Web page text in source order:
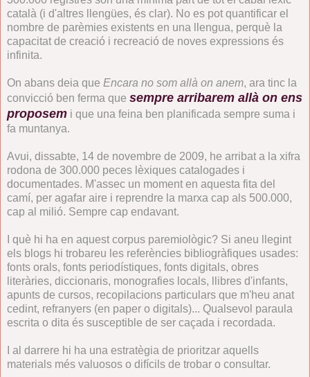
català (i d'altres llengües, és clar). No es pot quantificar el
nombre de parèmies existents en una llengua, perquè la
capacitat de creació i recreació de noves expressions és
infinita.
On abans deia que Encara no som allà on anem, ara tinc la
convicció ben ferma que sempre arribarem allà on ens
proposem i que una feina ben planificada sempre suma i
fa muntanya.
Avui, dissabte, 14 de novembre de 2009, he arribat a la xifra
rodona de 300.000 peces lèxiques catalogades i
documentades. M'assec un moment en aquesta fita del
camí, per agafar aire i reprendre la marxa cap als 500.000,
cap al milió. Sempre cap endavant.
I què hi ha en aquest corpus paremiològic? Si aneu llegint
els blogs hi trobareu les referències bibliogràfiques usades:
fonts orals, fonts periodístiques, fonts digitals, obres
literàries, diccionaris, monografies locals, llibres d'infants,
apunts de cursos, recopilacions particulars que m'heu anat
cedint, refranyers (en paper o digitals)... Qualsevol paraula
escrita o dita és susceptible de ser caçada i recordada.
I al darrere hi ha una estratègia de prioritzar aquells
materials més valuosos o difícils de trobar o consultar.